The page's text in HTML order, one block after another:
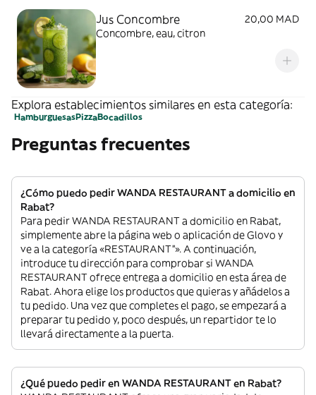
Jus Concombre
20,00 MAD
Concombre, eau, citron
Explora establecimientos similares en esta categoría:
HamburguesasPizzaBocadillos
Preguntas frecuentes
¿Cómo puedo pedir WANDA RESTAURANT a domicilio en
Rabat?
Para pedir WANDA RESTAURANT a domicilio en Rabat,
simplemente abre la página web o aplicación de Glovo y
ve a la categoría «RESTAURANT”». A continuación,
introduce tu dirección para comprobar si WANDA
RESTAURANT ofrece entrega a domicilio en esta área de
Rabat. Ahora elige los productos que quieras y añádelos a
tu pedido. Una vez que completes el pago, se empezará a
preparar tu pedido y, poco después, un repartidor te lo
llevará directamente a la puerta.
¿Qué puedo pedir en WANDA RESTAURANT en Rabat?